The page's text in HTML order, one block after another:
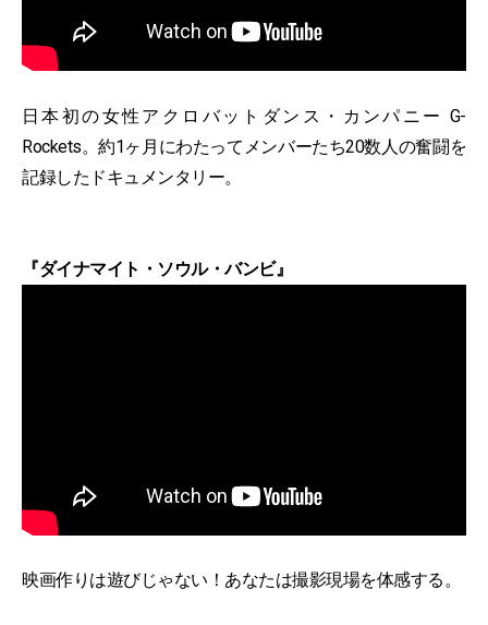
日本初の女性アクロバットダンス・カンパニー G-
Rockets。約1ヶ月にわたってメンバーたち20数人の奮闘を
記録したドキュメンタリー。
『ダイナマイト・ソウル・バンビ』
映画作りは遊びじゃない！あなたは撮影現場を体感する。